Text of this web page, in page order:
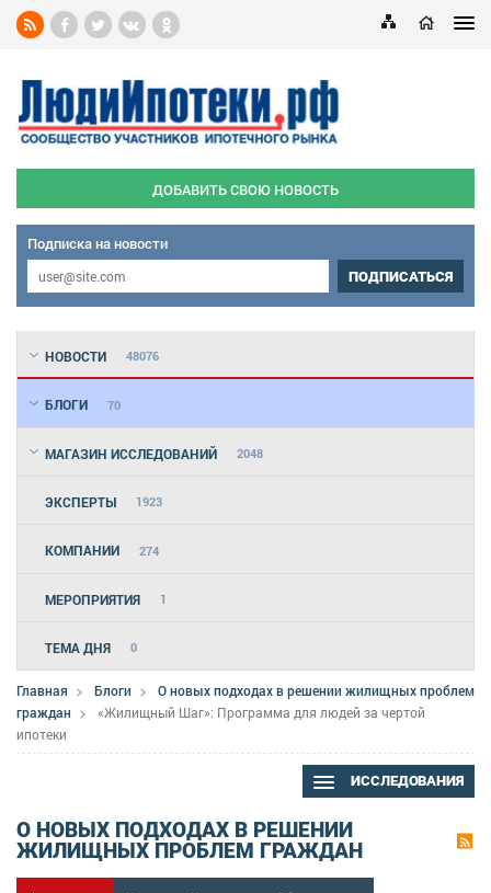
ДОБАВИТЬ СВОЮ НОВОСТЬ
Подписка на новости
ПОДПИСАТЬСЯ
НОВОСТИ 48076
БЛОГИ 70
МАГАЗИН ИССЛЕДОВАНИЙ 2048
ЭКСПЕРТЫ 1923
КОМПАНИИ 274
МЕРОПРИЯТИЯ 1
ТЕМА ДНЯ 0
Главная Блоги
О новых подходах в решении жилищных проблем
граждан
«Жилищный Шаг»: Программа для людей за чертой
ипотеки
ИССЛЕДОВАНИЯ
О НОВЫХ ПОДХОДАХ В РЕШЕНИИ
ЖИЛИЩНЫХ ПРОБЛЕМ ГРАЖДАН